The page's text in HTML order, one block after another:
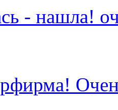
- нашла!